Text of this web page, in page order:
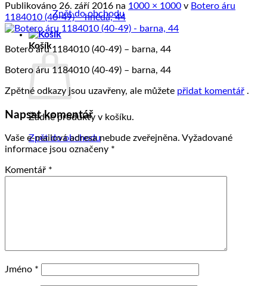
Zpět do obchodu
Košík
Žádné produkty v košíku.
Zpět do obchodu
Publikováno 26. září 2016 na 1000 × 1000 v Botero áru
1184010 (40-49) – hnědá, 44
Botero áru 1184010 (40-49) – barna, 44
Botero áru 1184010 (40-49) – barna, 44
Zpětné odkazy jsou uzavřeny, ale můžete přidat komentář .
Napsat komentář
Vaše e-mailová adresa nebude zveřejněna. Vyžadované
informace jsou označeny *
Komentář *
Jméno *